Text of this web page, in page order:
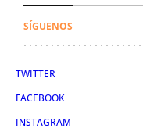
SÍGUENOS
TWITTER
FACEBOOK
INSTAGRAM